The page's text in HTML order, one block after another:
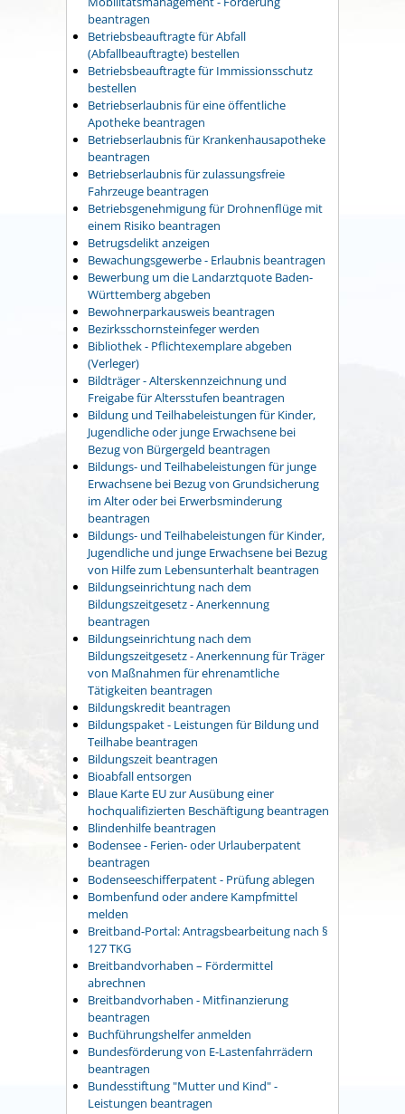
beantragen
Betriebsbeauftragte für Abfall
(Abfallbeauftragte) bestellen
Betriebsbeauftragte für Immissionsschutz
bestellen
Betriebserlaubnis für eine öffentliche
Apotheke beantragen
Betriebserlaubnis für Krankenhausapotheke
beantragen
Betriebserlaubnis für zulassungsfreie
Fahrzeuge beantragen
Betriebsgenehmigung für Drohnenflüge mit
einem Risiko beantragen
Betrugsdelikt anzeigen
Bewachungsgewerbe - Erlaubnis beantragen
Bewerbung um die Landarztquote Baden-
Württemberg abgeben
Bewohnerparkausweis beantragen
Bezirksschornsteinfeger werden
Bibliothek - Pflichtexemplare abgeben
(Verleger)
Bildträger - Alterskennzeichnung und
Freigabe für Altersstufen beantragen
Bildung und Teilhabeleistungen für Kinder,
Jugendliche oder junge Erwachsene bei
Bezug von Bürgergeld beantragen
Bildungs- und Teilhabeleistungen für junge
Erwachsene bei Bezug von Grundsicherung
im Alter oder bei Erwerbsminderung
beantragen
Bildungs- und Teilhabeleistungen für Kinder,
Jugendliche und junge Erwachsene bei Bezug
von Hilfe zum Lebensunterhalt beantragen
Bildungseinrichtung nach dem
Bildungszeitgesetz - Anerkennung
beantragen
Bildungseinrichtung nach dem
Bildungszeitgesetz - Anerkennung für Träger
von Maßnahmen für ehrenamtliche
Tätigkeiten beantragen
Bildungskredit beantragen
Bildungspaket - Leistungen für Bildung und
Teilhabe beantragen
Bildungszeit beantragen
Bioabfall entsorgen
Blaue Karte EU zur Ausübung einer
hochqualifizierten Beschäftigung beantragen
Blindenhilfe beantragen
Bodensee - Ferien- oder Urlauberpatent
beantragen
Bodenseeschifferpatent - Prüfung ablegen
Bombenfund oder andere Kampfmittel
melden
Breitband-Portal: Antragsbearbeitung nach §
127 TKG
Breitbandvorhaben – Fördermittel
abrechnen
Breitbandvorhaben - Mitfinanzierung
beantragen
Buchführungshelfer anmelden
Bundesförderung von E-Lastenfahrrädern
beantragen
Bundesstiftung "Mutter und Kind" -
Leistungen beantragen